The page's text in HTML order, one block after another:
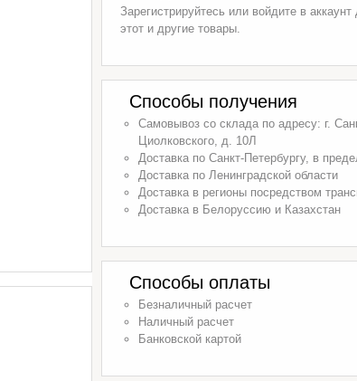
Зарегистрируйтесь или войдите в
этот и другие товары.
Способы получения
Самовывоз со склада по адресу: г.
Циолковского, д. 10Л
Доставка по Санкт-Петербургу, в
Доставка по Ленинградской области
Доставка в регионы посредством
Доставка в Белоруссию и Казахстан
Способы оплаты
Безналичный расчет
Наличный расчет
Банковской картой